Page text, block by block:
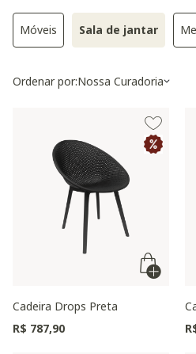
MóveisRefinar por Categoria: Móveis
Sala de jantar
Ordenar por:Nossa Curadoria
Cadeira Drops Preta
R$ 787,90